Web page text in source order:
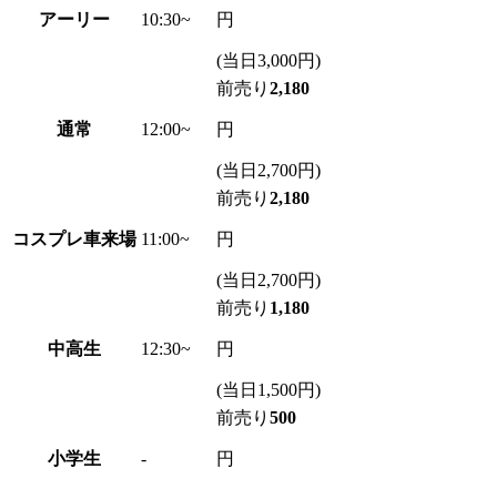
アーリー 10:30~ 円
(当日3,000円)
通常 12:00~
前売り 2,180
円
(当日2,700円)
コスプレ車来場 11:00~
前売り 2,180
円
(当日2,700円)
中高生 12:30~
前売り 1,180
円
(当日1,500円)
小学生 -
前売り 500
円